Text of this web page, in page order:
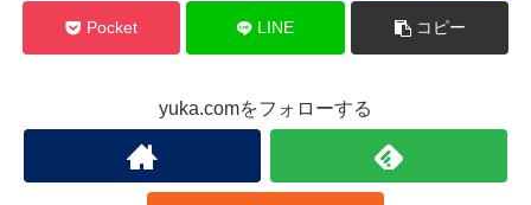
Pocket LINE コピー
yuka.comをフォローする